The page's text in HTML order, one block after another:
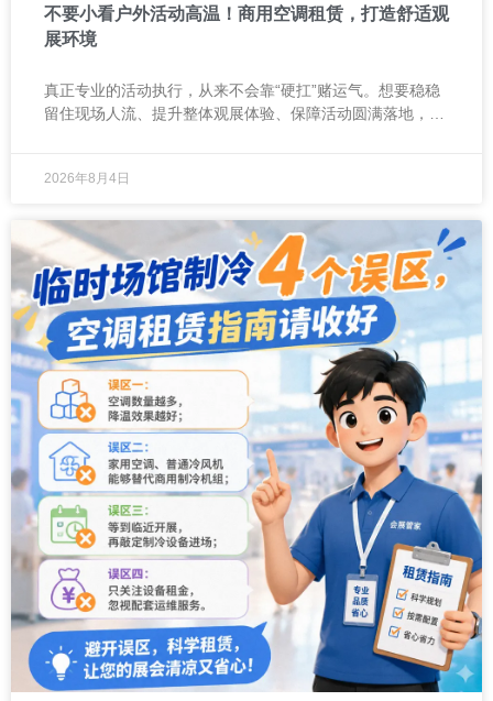
不要小看户外活动高温！商用空调租赁，打造舒适观
展环境
真正专业的活动执行，从来不会靠“硬扛”赌运气。想要稳稳
留住现场人流、提升整体观展体验、保障活动圆满落地，适
2026年8月4日